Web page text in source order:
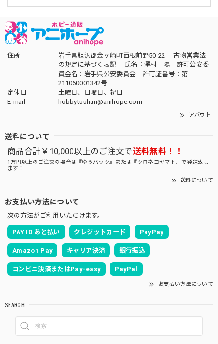
住所
岩手県胆沢郡金ヶ崎町西根前野50-22 古物営業法
の規定に基づく表記 氏名：澤村 陽 許可公安委
員会名：岩手県公安委員会 許可証番号：第
211060001342号
定休日
土曜日、日曜日、祝日
E-mail
hobbytuuhan@anihope.com
アバウト
送料について
商品合計￥10,000以上のご注文で送料無料！！
1万円以上のご注文の場合は『ゆうパック』または『クロネコヤマト』で発送致し
ます！
送料について
お支払い方法について
次の方法がご利用いただけます。
PAY ID あと払い クレジットカード PayPay
Amazon Pay キャリア決済 銀行振込
コンビニ決済またはPay-easy PayPal
お支払い方法について
SEARCH